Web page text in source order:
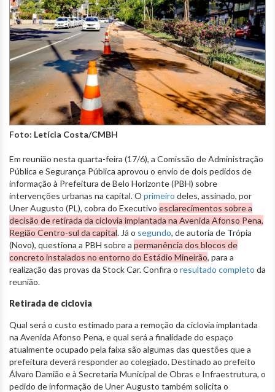
Foto: Letícia Costa/CMBH
Em reunião nesta quarta-feira (17/6), a Comissão de Administração
Pública e Segurança Pública aprovou o envio de dois pedidos de
informação à Prefeitura de Belo Horizonte (PBH) sobre
intervenções urbanas na capital. O primeiro deles, assinado, por
Uner Augusto (PL), cobra do Executivo esclarecimentos sobre a
decisão de retirada da ciclovia implantada na Avenida Afonso Pena,
Região Centro-sul da capital. Já o segundo, de autoria de Trópia
(Novo), questiona a PBH sobre a permanência dos blocos de
concreto instalados no entorno do Estádio Mineirão, para a
realização das provas da Stock Car. Confira o resultado completo da
reunião.
Retirada de ciclovia
Qual será o custo estimado para a remoção da ciclovia implantada
na Avenida Afonso Pena, e qual será a finalidade do espaço
atualmente ocupado pela faixa são algumas das questões que a
prefeitura deverá responder ao colegiado. Destinado ao prefeito
Álvaro Damião e à Secretaria Municipal de Obras e Infraestrutura, o
pedido de informação de Uner Augusto também solicita o